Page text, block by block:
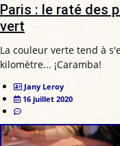
Paris : le raté des
vert
La couleur verte tend à
kilomètre... ¡Caramba!
Jany Leroy
16 juillet 2020